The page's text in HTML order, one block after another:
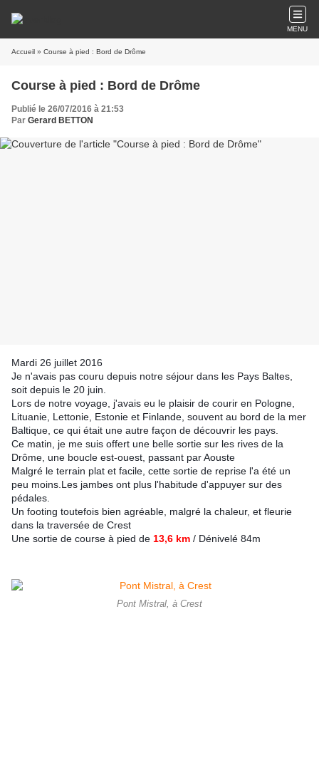
MENU
Accueil » Course à pied : Bord de Drôme
Course à pied : Bord de Drôme
Publié le 26/07/2016 à 21:53
Par Gerard BETTON
Mardi 26 juillet 2016
Je n'avais pas couru depuis notre séjour dans les Pays Baltes,
soit depuis le 20 juin.
Lors de notre voyage, j'avais eu le plaisir de courir en Pologne,
Lituanie, Lettonie, Estonie et Finlande, souvent au bord de la mer
Baltique, ce qui était une autre façon de découvrir les pays.
Ce matin, je me suis offert une belle sortie sur les rives de la
Drôme, une boucle est-ouest, passant par Aouste
Malgré le terrain plat et facile, cette sortie de reprise l'a été un
peu moins.Les jambes ont plus l'habitude d'appuyer sur des
pédales.
Un footing toutefois bien agréable, malgré la chaleur, et fleurie
dans la traversée de Crest
Une sortie de course à pied de 13,6 km / Dénivelé 84m
Pont Mistral, à Crest